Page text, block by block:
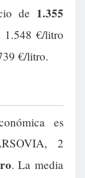
de 1.355
1.548 €/litro
€/litro.
es
2
. La media